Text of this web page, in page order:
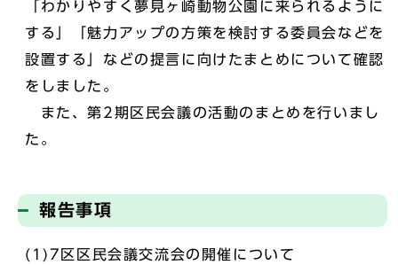
「わかりやすく夢見ヶ崎動物公園に来られるように
する」「魅力アップの方策を検討する委員会などを
設置する」などの提言に向けたまとめについて確認
をしました。
また、第2期区民会議の活動のまとめを行いまし
た。
報告事項
(1)7区区民会議交流会の開催について